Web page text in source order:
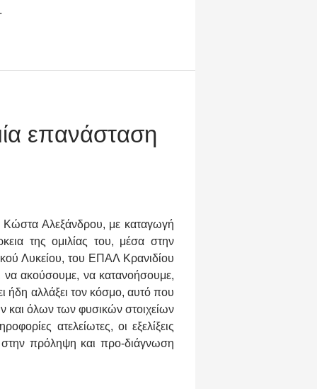
επανάσταση
Κώστα Αλεξάνδρου, με καταγωγή
της ομιλίας του, μέσα στην
Λυκείου, του ΕΠΑΛ Κρανιδίου
να ακούσουμε, να κατανοήσουμε,
ήδη αλλάξει τον κόσμο, αυτό που
και όλων των φυσικών στοιχείων
ατελείωτες, οι εξελίξεις
πρόληψη και προ-διάγνωση